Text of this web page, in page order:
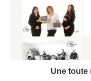
Une toute